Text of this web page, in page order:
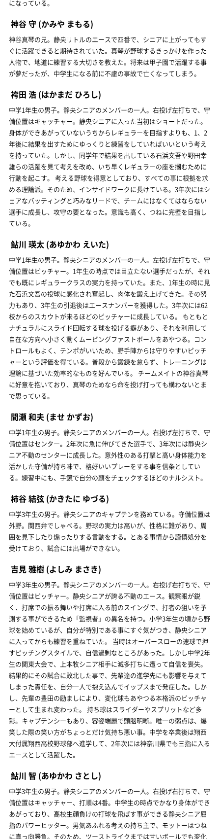
になっている。
神谷 守 (かみや まもる)
神谷真琴の兄。静央リトルのエースで四番で、シニアに上がってもす
ぐに活躍できると期待されていた。真琴が野球するきっかけを作った
人物で、地道に練習する大切さを教えた。将来は甲子園で活躍する事
が夢だったが、中学生になる前に不慮の事故で亡くなってしまう。
袴田 浩 (はかまだ ひろし)
中学1年生の男子。静央シニアのメンバーの一人。右投げ左打ちで、守
備位置はキャッチャー。静央シニアに入った当初はショートだった。
身体ができあがっていないうちからレギュラーを目指すよりも、1、2
年後に結果を出すためにゆっくりと練習をしていればいいという考え
を持っていた。しかし、同学年で結果を出している石浜文吾や野田幸
雄らの活躍を見て考えを改め、いち早くレギュラーの座を摑むために
行動を起こす。 考える野球を得意としており、すべての事に根拠を求
める理論派。そのため、インサイドワークに長けている。3年次にはシ
ェアなバッティングと巧みなリードで、チームにはなくてはならない
選手に成長し、攻守の要となった。意識も高く、つねに完璧を目指し
ている。
鮎川 瑛太 (あゆかわ えいた)
中学1年生の男子。静央シニアのメンバーの一人。左投げ左打ちで、守
備位置はピッチャー。1年生の時点では目立たない選手だったが、それ
でも既にレギュラークラスの実力を持っていた。また、1年生の時に見
た石浜文吾の投球に感化され奮起し、肉体を鍛え上げてきた。その努
力もあり、3年生の引退後はエースナンバーを獲得した。3年次には62
校からのスカウトが来るほどのピッチャーに成長している。 もともと
ナチュラルにスライド回転する球を投げる癖があり、それを利用して
自在な方向へ小さく動くムービングファストボールをあやつる。コン
トロールもよく、テンポがいいため、野手陣からは守りやすいピッチ
ャーという評価を得ている。普段から鍛錬を怠らず、トレーニングは
理論に基づいた効率的なものを好んでいる。 チームメイトの神谷真琴
に好意を抱いており、真琴のためなら命を投げ打っても構わないとま
で思っている。
間瀬 和夫 (ませ かずお)
中学1年生の男子。静央シニアのメンバーの一人。右投げ左打ちで、守
備位置はセンター。2年次に急に伸びてきた選手で、3年次には静央シ
ニア不動のセンターに成長した。意外性のある打撃と高い身体能力を
活かした守備が持ち味で、格好いいプレーをする事を信条としてい
る。練習中にも、手鏡で自分の顔をチェックするほどのナルシスト。
柿谷 結弦 (かきたに ゆづる)
中学3年生の男子。静央シニアのキャプテンを務めている。守備位置は
外野。関西弁でしゃべる。野球の実力は高いが、性格に難があり、周
囲を見下したり煽ったりする言動をする。とある事情から謹慎処分を
受けており、試合には出場ができない。
吉見 雅樹 (よしみ まさき)
中学3年生の男子。静央シニアのメンバーの一人。右投げ右打ちで、守
備位置はピッチャー。静央シニアが誇る不動のエース。観察眼が鋭
く、打席での振る舞いや打席に入る前のスイングで、打者の狙いを予
測する事ができるため「監視者」の異名を持つ。小学3年生の頃から野
球を始めているが、自分が特別である事にすぐ気がつき、静央シニア
に入ってからも練習を重ねていた。 当時はオーバースローの速球で押
すピッチングスタイルで、自信過剰なところがあった。しかし中学2年
生の関東大会で、上本牧シニア相手に滅多打ちに遭って自信を喪失。
結果的にその試合に敗北した事で、先輩達の進学先にも影響を与えて
しまった責任を、自分一人で抱え込んでイップスまで発症した。しか
し、先輩の豊田の励ましにより、変化球もあやつる本格派のピッチャ
ーとして生まれ変わった。 持ち球はスライダーやスプリットなど多
彩。キャプテンシーもあり、容姿端麗で頭脳明晰。唯一の弱点は、爆
笑した際の笑い方がちょっとだけ気持ち悪い事。中学を卒業後は翔西
大付属翔西高校野球部へ進学して、2年次には神奈川県でも三指に入る
エースとして活躍した。
鮎川 智 (あゆかわ さとし)
中学3年生の男子。静央シニアのメンバーの一人。右投げ右打ちで、守
備位置はキャッチャー、打順は4番。中学生の時点でかなり身体ができ
あがっており、高校生顔負けの打球を飛ばす事ができる静央シニア屈
指のパワーヒッター。男気あふれる考えの持ち主で、モットーはつね
に真っ向勝負。そのため、ツーストライクまでは甘いボールでも変化